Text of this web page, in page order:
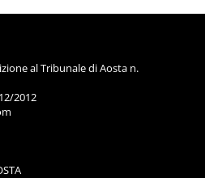
al Tribunale di Aosta n.
2012